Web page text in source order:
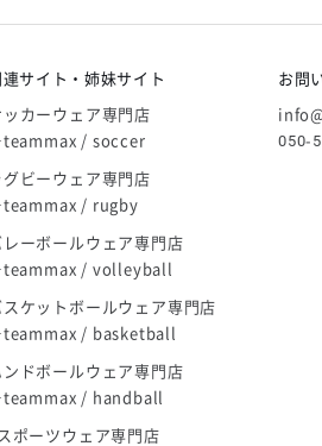
連サイト・姉妹サイト
ッカーウェア専門店
/ soccer
グビーウェア専門店
/ rugby
レーボールウェア専門店
/ volleyball
スケットボールウェア専門店
/ basketball
ンドボールウェア専門店
/ handball
ポーツウェア専門店
お問
050-